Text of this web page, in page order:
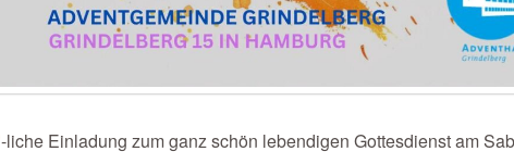
-liche Einladung zum ganz schön lebendigen Gottesdienst am